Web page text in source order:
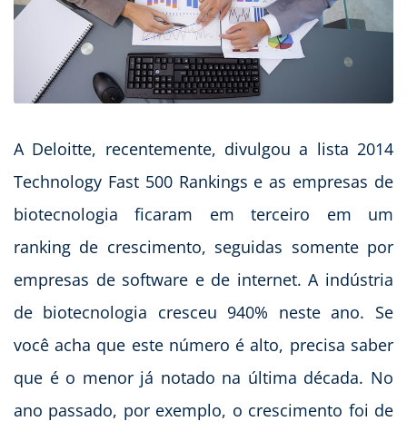
A Deloitte, recentemente, divulgou a lista 2014
Technology Fast 500 Rankings e as empresas de
biotecnologia ficaram em terceiro em um
ranking de crescimento, seguidas somente por
empresas de software e de internet. A indústria
de biotecnologia cresceu 940% neste ano. Se
você acha que este número é alto, precisa saber
que é o menor já notado na última década. No
ano passado, por exemplo, o crescimento foi de